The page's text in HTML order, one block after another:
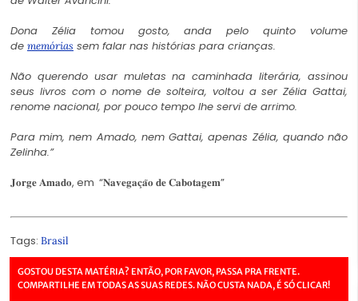
Dona Zélia tomou gosto, anda pelo quinto volume
de memórias sem falar nas histórias para crianças.
Não querendo usar muletas na caminhada literária, assinou
seus livros com o nome de solteira, voltou a ser Zélia Gattai,
renome nacional, por pouco tempo lhe servi de arrimo.
Para mim, nem Amado, nem Gattai, apenas Zélia, quando não
Zelinha.”
𝐉𝐨𝐫𝐠𝐞 𝐀𝐦𝐚𝐝𝐨, em “𝐍𝐚𝐯𝐞𝐠𝐚𝐜̧𝐚̃𝐨 𝐝𝐞 𝐂𝐚𝐛𝐨𝐭𝐚𝐠𝐞𝐦”
Tags: Brasil
GOSTOU DESTA MATÉRIA? ENTÃO, POR FAVOR, PASSA PRA FRENTE.
COMPARTILHE EM TODAS AS SUAS REDES. NÃO CUSTA NADA, É SÓ CLICAR!